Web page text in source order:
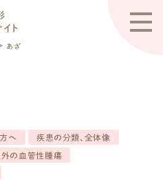
ト
あざ
へ 疾患の分類、全体像
の血管性腫瘍